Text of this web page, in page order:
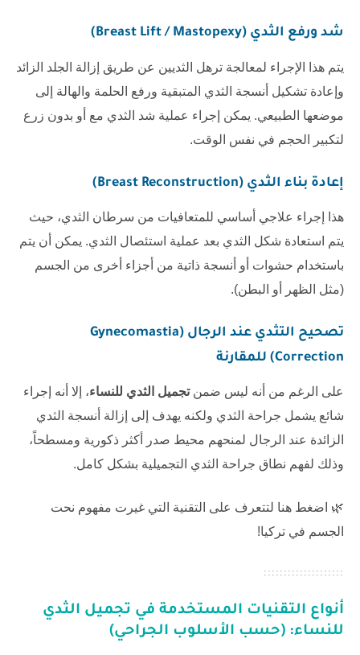
شد ورفع الثدي (Breast Lift / Mastopexy)
يتم هذا الإجراء لمعالجة ترهل الثديين عن طريق إزالة الجلد الزائد
وإعادة تشكيل أنسجة الثدي المتبقية ورفع الحلمة والهالة إلى
موضعها الطبيعي. يمكن إجراء عملية شد الثدي مع أو بدون زرع
لتكبير الحجم في نفس الوقت.
إعادة بناء الثدي (Breast Reconstruction)
هذا إجراء علاجي أساسي للمتعافيات من سرطان الثدي، حيث
يتم استعادة شكل الثدي بعد عملية استئصال الثدي. يمكن أن يتم
باستخدام حشوات أو أنسجة ذاتية من أجزاء أخرى من الجسم
(مثل الظهر أو البطن).
تصحيح التثدي عند الرجال (Gynecomastia
Correction) للمقارنة
على الرغم من أنه ليس ضمنتجميل الثدي ‏للنساء، إلا أنه إجراء
شائع يشمل جراحة الثدي ولكنه يهدف إلى إزالة أنسجة الثدي
الزائدة عند الرجال لمنحهم محيط صدر أكثر ذكورية ومسطحاً،
وذلك لفهم نطاق جراحة الثدي التجميلية بشكل كامل.
🌿 اضغط هنا لتتعرف على التقنية التي غيرت مفهوم نحت
الجسم في تركيا!
أنواع التقنيات المستخدمة في تجميل الثدي
للنساء: (حسب الأسلوب الجراحي)